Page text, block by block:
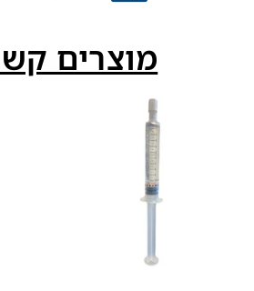
מוצרים